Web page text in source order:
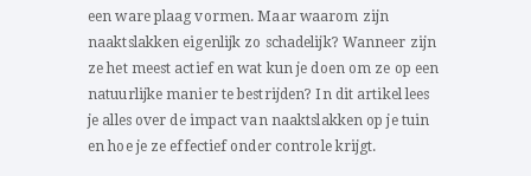
een ware plaag vormen. Maar waarom zijn
naaktslakken eigenlijk zo schadelijk? Wanneer zijn
ze het meest actief en wat kun je doen om ze op een
natuurlijke manier te bestrijden? In dit artikel lees
je alles over de impact van naaktslakken op je tuin
en hoe je ze effectief onder controle krijgt.